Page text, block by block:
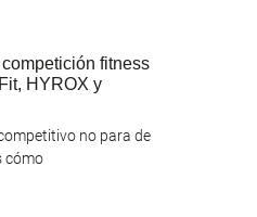
fitness
HYROX y
no para de
cómo